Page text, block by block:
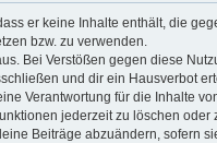
er keine Inhalte enthält, die
bzw. zu verwenden.
Bei Verstößen gegen diese
und dir ein Hausverbot
Verantwortung für die Inhalte
jederzeit zu löschen oder
Beiträge abzuändern, sofern